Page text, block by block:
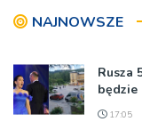
NAJNOWSZE
Rusza
będzie
17:05